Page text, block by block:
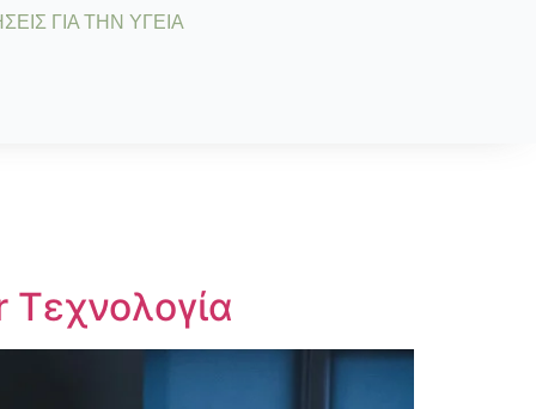
ΓΙΑ ΤΗΝ ΥΓΕΙΑ
Τεχνολογία